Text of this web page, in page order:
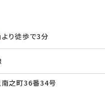
」より徒歩で3分
之町36番34号